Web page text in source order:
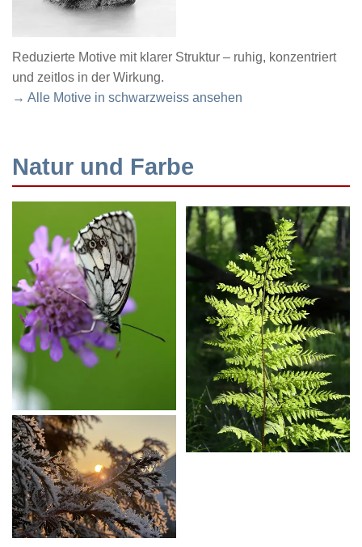
Reduzierte Motive mit klarer Struktur – ruhig, konzentriert
und zeitlos in der Wirkung.
→ Alle Motive in schwarzweiss ansehen
Natur und Farbe